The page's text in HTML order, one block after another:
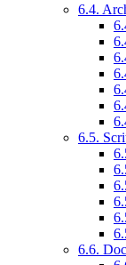
6.4.
6.5.
6.6.